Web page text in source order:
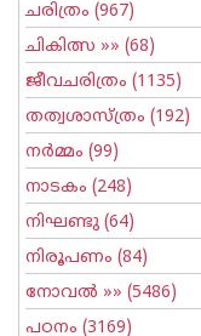
ചരിത്രം (967)
ചികിത്സ »» (68)
ജീവചരിത്രം (1135)
തത്വശാസ്ത്രം (192)
നര്‍മ്മം (99)
നാടകം (248)
നിഘണ്ടു (64)
നിരൂപണം (84)
നോവല്‍ »» (5486)
പഠനം (3169)